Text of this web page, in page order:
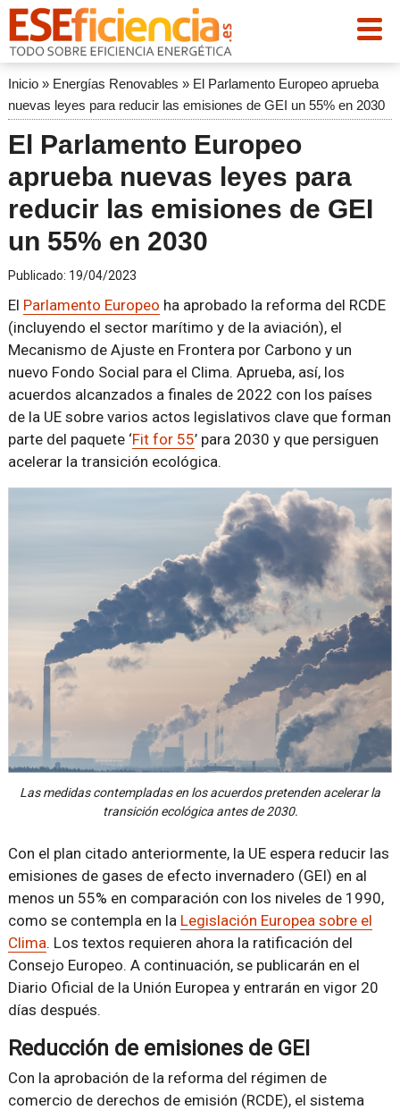
Inicio» Energías Renovables » El Parlamento Europeo aprueba
nuevas leyes para reducir las emisiones de GEI un 55% en 2030
El Parlamento Europeo
aprueba nuevas leyes para
reducir las emisiones de GEI
un 55% en 2030
Publicado: 19/04/2023
El Parlamento Europeo ha aprobado la reforma del RCDE
(incluyendo el sector marítimo y de la aviación), el
Mecanismo de Ajuste en Frontera por Carbono y un
nuevo Fondo Social para el Clima. Aprueba, así, los
acuerdos alcanzados a finales de 2022 con los países
de la UE sobre varios actos legislativos clave que forman
parte del paquete ‘Fit for 55’ para 2030 y que persiguen
acelerar la transición ecológica.
Las medidas contempladas en los acuerdos pretenden acelerar la
transición ecológica antes de 2030.
Con el plan citado anteriormente, la UE espera reducir las
emisiones de gases de efecto invernadero (GEI) en al
menos un 55% en comparación con los niveles de 1990,
como se contempla en la Legislación Europea sobre el
Clima. Los textos requieren ahora la ratificación del
Consejo Europeo. A continuación, se publicarán en el
Diario Oficial de la Unión Europea y entrarán en vigor 20
días después.
Reducción de emisiones de GEI
Con la aprobación de la reforma del régimen de
comercio de derechos de emisión (RCDE), el sistema